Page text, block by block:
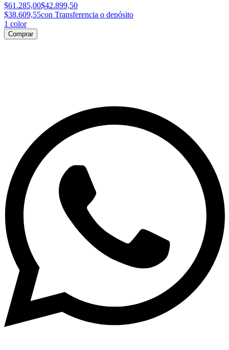
$61.285,00$42.899,50
$38.609,55con Transferencia o depósito
1 color
Comprar